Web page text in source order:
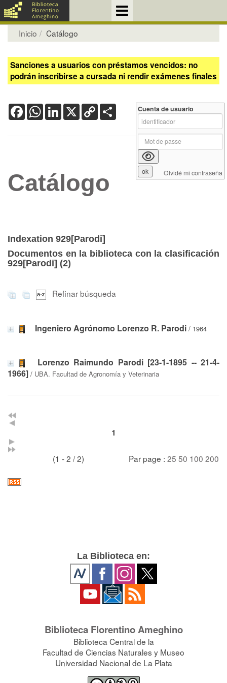
Inicio Catálogo
Sanciones a usuarios con préstamos vencidos: no
podrán inscribirse a cursada ni rendir exámenes finales
FacebookWhatsApp
LinkedIn
X Copy
Link
Catálogo
Indexation 929[Parodi]
Documentos en la biblioteca con la clasificación
929[Parodi] (2)
Refinar búsqueda
Ingeniero Agrónomo Lorenzo R. Parodi / 1964
Lorenzo Raimundo Parodi [23-1-1895 -- 21-4-
1966] / UBA. Facultad de Agronomía y Veterinaria
1
(1 - 2 / 2) Par page : 25 50 100 200
Cuenta de usuario
Olvidé mi contraseña
La Biblioteca en:
Biblioteca Florentino Ameghino
Biblioteca Central de la
Facultad de Ciencias Naturales y Museo
Universidad Nacional de La Plata